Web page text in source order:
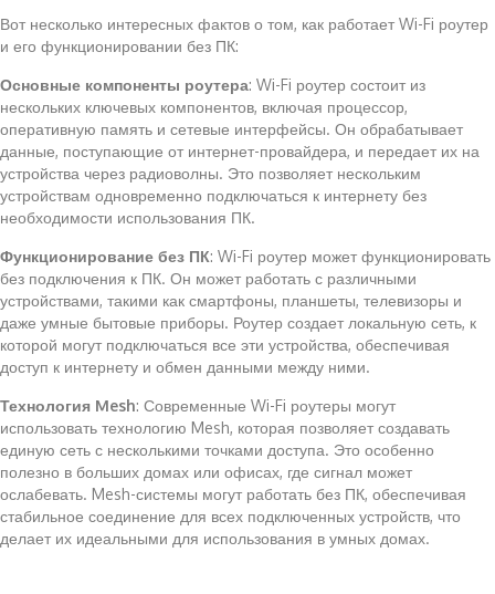
Вот несколько интересных фактов о том, как работает Wi-Fi роутер
и его функционировании без ПК:
Основные компоненты роутера: Wi-Fi роутер состоит из
нескольких ключевых компонентов, включая процессор,
оперативную память и сетевые интерфейсы. Он обрабатывает
данные, поступающие от интернет-провайдера, и передает их на
устройства через радиоволны. Это позволяет нескольким
устройствам одновременно подключаться к интернету без
необходимости использования ПК.
Функционирование без ПК: Wi-Fi роутер может функционировать
без подключения к ПК. Он может работать с различными
устройствами, такими как смартфоны, планшеты, телевизоры и
даже умные бытовые приборы. Роутер создает локальную сеть, к
которой могут подключаться все эти устройства, обеспечивая
доступ к интернету и обмен данными между ними.
Технология Mesh: Современные Wi-Fi роутеры могут
использовать технологию Mesh, которая позволяет создавать
единую сеть с несколькими точками доступа. Это особенно
полезно в больших домах или офисах, где сигнал может
ослабевать. Mesh-системы могут работать без ПК, обеспечивая
стабильное соединение для всех подключенных устройств, что
делает их идеальными для использования в умных домах.